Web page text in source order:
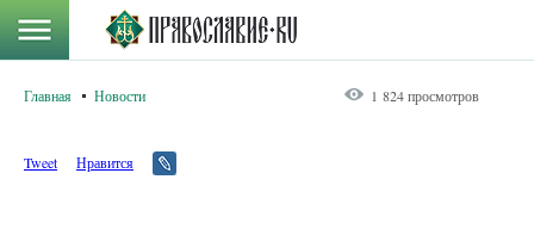
Главная Новости 1 824 просмотров
Tweet Нравится